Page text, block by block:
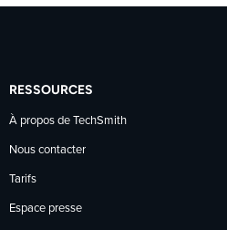
RESSOURCES
À propos de TechSmith
Nous contacter
Tarifs
Espace presse